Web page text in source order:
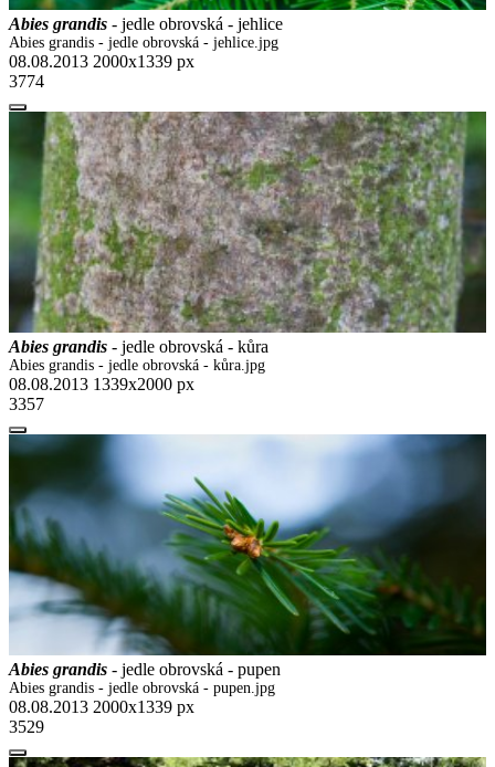
Abies grandis - jedle obrovská - jehlice
Abies grandis - jedle obrovská - jehlice.jpg
08.08.2013 2000x1339 px
3774
Abies grandis - jedle obrovská - kůra
Abies grandis - jedle obrovská - kůra.jpg
08.08.2013 1339x2000 px
3357
Abies grandis - jedle obrovská - pupen
Abies grandis - jedle obrovská - pupen.jpg
08.08.2013 2000x1339 px
3529